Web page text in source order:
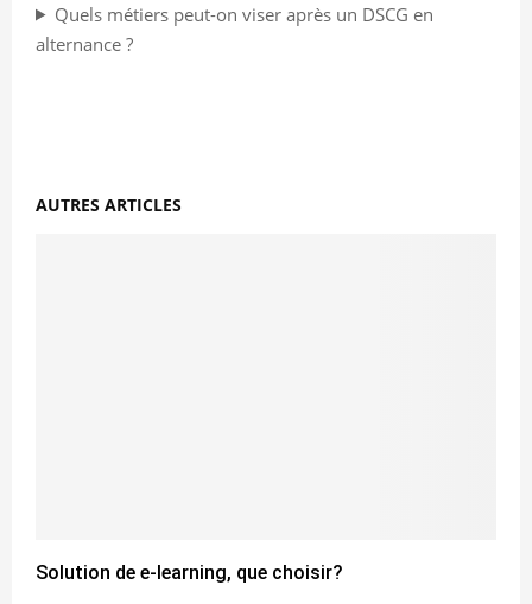
Quels métiers peut-on viser après un DSCG en
alternance ?
AUTRES ARTICLES
Solution de e-learning, que choisir?